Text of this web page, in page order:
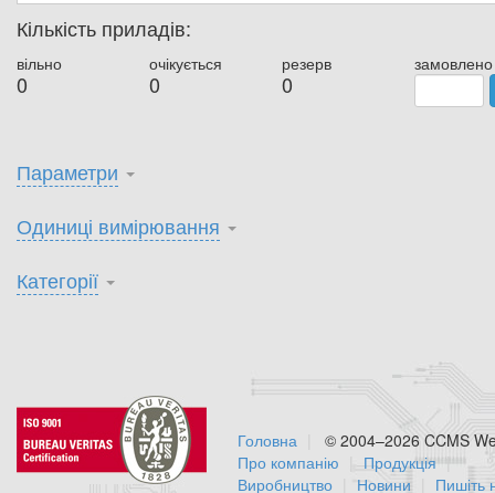
Кількість приладів:
вільно
0
очікується
0
резерв
0
замовлено
Параметри
Одиниці вимірювання
Категорії
© 2004–2026 CCMS
Головна
Про компанію
Продукція
Виробництво
Новини Пишіть